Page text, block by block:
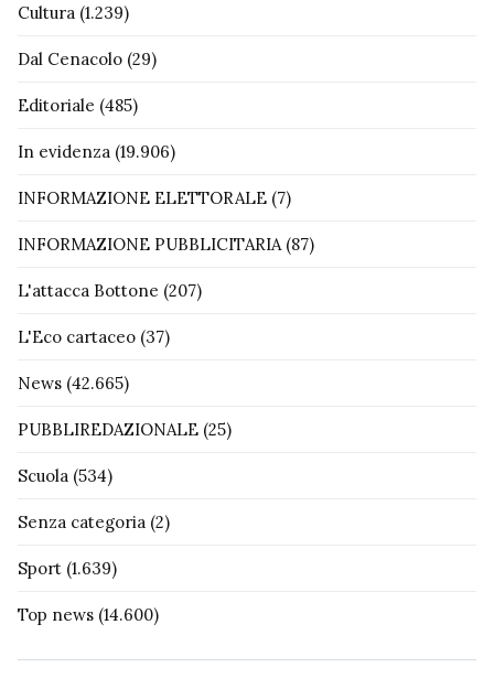
Cultura (1.239)
Dal Cenacolo (29)
Editoriale (485)
In evidenza (19.906)
INFORMAZIONE ELETTORALE (7)
INFORMAZIONE PUBBLICITARIA (87)
L'attacca Bottone (207)
L'Eco cartaceo (37)
News (42.665)
PUBBLIREDAZIONALE (25)
Scuola (534)
Senza categoria (2)
Sport (1.639)
Top news (14.600)